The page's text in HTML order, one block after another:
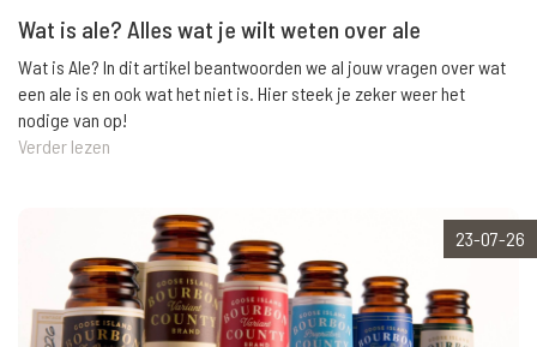
Wat is ale? Alles wat je wilt weten over ale
Wat is Ale? In dit artikel beantwoorden we al jouw vragen over wat
een ale is en ook wat het niet is. Hier steek je zeker weer het
nodige van op!
Verder lezen
23-07-26